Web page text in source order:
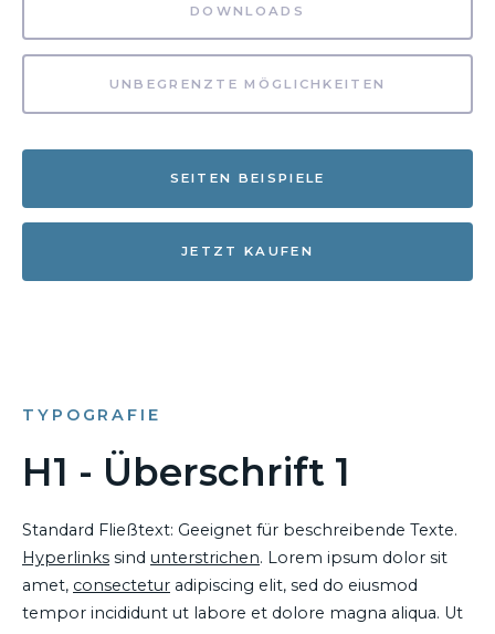
DOWNLOADS
UNBEGRENZTE MÖGLICHKEITEN
SEITEN BEISPIELE
JETZT KAUFEN
TYPOGRAFIE
H1 - Überschrift 1
Standard Fließtext: Geeignet für beschreibende Texte.
Hyperlinks sind unterstrichen. Lorem ipsum dolor sit
amet, consectetur adipiscing elit, sed do eiusmod
tempor incididunt ut labore et dolore magna aliqua. Ut